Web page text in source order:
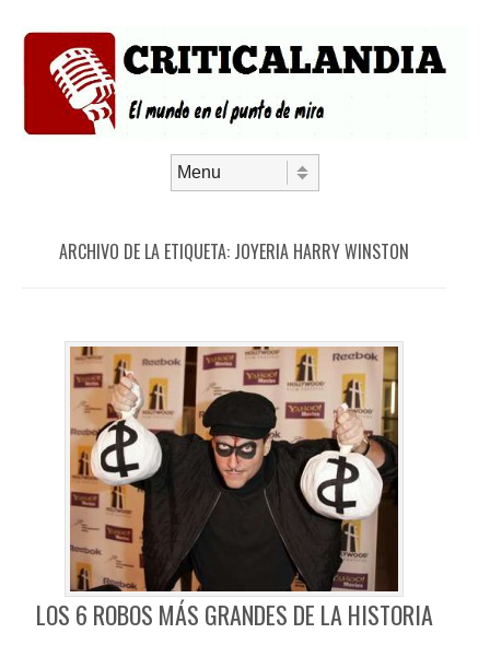
ARCHIVO DE LA ETIQUETA: JOYERIA HARRY WINSTON
LOS 6 ROBOS MÁS GRANDES DE LA HISTORIA